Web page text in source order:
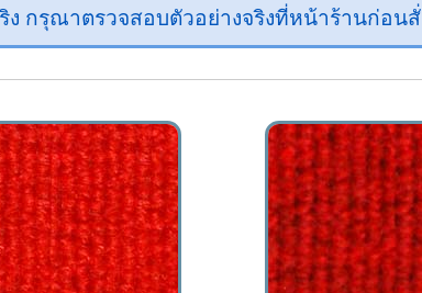
ง กรุณาตรวจสอบตัวอย่างจริงที่หน้าร้านก่อน